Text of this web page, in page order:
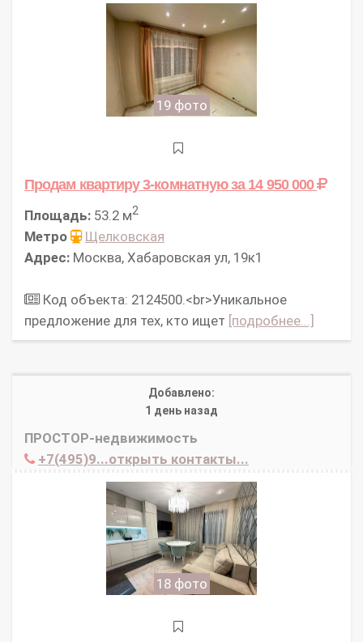
19 фото
Продам квартиру 3-комнатнуюза 14 950 000
Площадь: 53.2 м2
Метро
Щелковская
Адрес: Москва, Хабаровская ул, 19к1
Код объекта: 2124500.<br>Уникальное
предложение для тех, кто ищет [подробнее...]
Добавлено:
1 день назад
ПРОСТОР-недвижимость
+7(495)9...открыть контакты...
18 фото